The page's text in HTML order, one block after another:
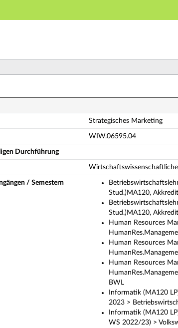
Hauptnavigation
Strategisches Marketing
WIW.06595.04
Durchführung
/ Semestern
Stud.)MA120,
Stud.)MA120,
Human Resources
Human Resources
Human Resources
BWL
Informatik (MA120
2023 >
Informatik (MA120
WS 2022/23) >